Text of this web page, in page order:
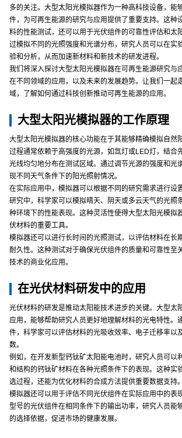
多的关注。大型太阳光模拟器作为一种高科技设备，能
件，为可再生能源的研究与应用提供了重要支持。这种
料的性能测试，还可以用于光伏组件的可靠性评估和太
过模拟不同的光照强度和光谱分布，研究人员可以在实
验和分析，从而加速新材料和新技术的研发进程。
我们将深入探讨大型太阳光模拟器在可再生能源研究与
在不同领域的应用，以及未来的发展趋势。让我们一起
域，了解如何通过科技创新推动可再生能源的应用。
大型太阳光模拟器的工作原理
大型太阳光模拟器的核心功能在于其能够精确模拟自然
过程通常依赖于高强度的光源，如氙灯或LED灯，结合
光线均匀地分布在测试区域。通过调节光源的强度和光
现不同天气条件下的阳光照射情况。
在实际应用中，模拟器可以根据不同的研究需求进行设
研究中，科学家可以模拟晴天、阴天或多云天气的光照
种环境下的性能表现。这种灵活性使得大型太阳光模拟
伏材料的重要工具。
模拟器还可以进行长时间的光照测试，以评估材料在长
耐久性。这种测试对于确保光伏组件的质量和可靠性至
技术的商业化应用。
在光伏材料研发中的应用
光伏材料的研发是推动太阳能技术进步的关键。大型太
应用，能够帮助研究人员更好地理解材料的光电特性。
件，科学家可以评估材料的光吸收效率、电子迁移率以
数。
例如，在开发新型钙钛矿太阳能电池时，研究人员可以
和结构的钙钛矿材料在各种光照条件下的表现。这种实
选过程，还能为优化材料的合成方法提供重要数据支持。
模拟器还可以用于评估不同光伏组件在实际应用中的表
型号的光伏组件在相同条件下的输出功率，研究人员能
的选择依据，促进市场的健康发展。